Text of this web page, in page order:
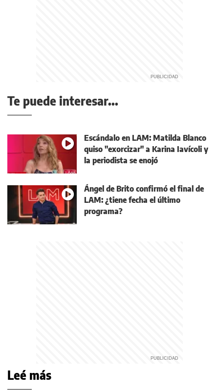
Te puede interesar...
Escándalo en LAM: Matilda Blanco
quiso "exorcizar" a Karina Iavícoli y
la periodista se enojó
Ángel de Brito confirmó el final de
LAM: ¿tiene fecha el último
programa?
Leé más